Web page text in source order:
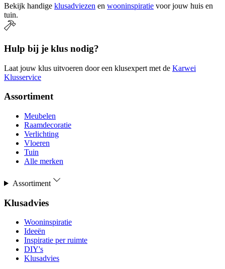
Bekijk handige klusadviezen en wooninspiratie voor jouw huis en
tuin.
Hulp bij je klus nodig?
Laat jouw klus uitvoeren door een klusexpert met de Karwei
Klusservice
Assortiment
Meubelen
Raamdecoratie
Verlichting
Vloeren
Tuin
Alle merken
Assortiment
Klusadvies
Wooninspiratie
Ideeën
Inspiratie per ruimte
DIY's
Klusadvies